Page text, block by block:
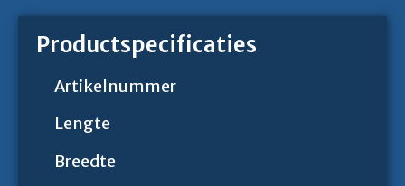
Productspecificaties
Artikelnummer
Lengte
Breedte